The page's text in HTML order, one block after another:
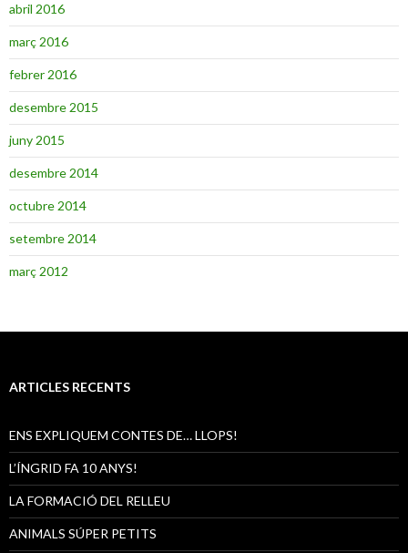
abril 2016
març 2016
febrer 2016
desembre 2015
juny 2015
desembre 2014
octubre 2014
setembre 2014
març 2012
ARTICLES RECENTS
ENS EXPLIQUEM CONTES DE… LLOPS!
L’ÍNGRID FA 10 ANYS!
LA FORMACIÓ DEL RELLEU
ANIMALS SÚPER PETITS